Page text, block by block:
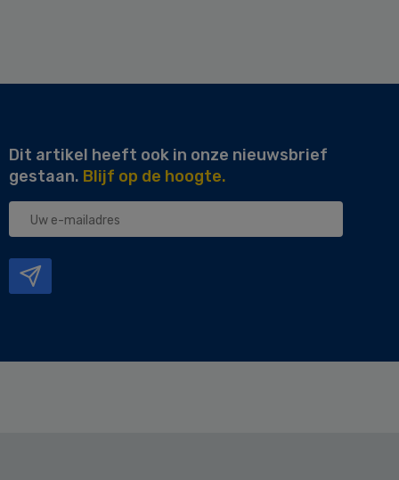
Dit artikel heeft ook in onze nieuwsbrief
gestaan. Blijf op de hoogte.
Uw